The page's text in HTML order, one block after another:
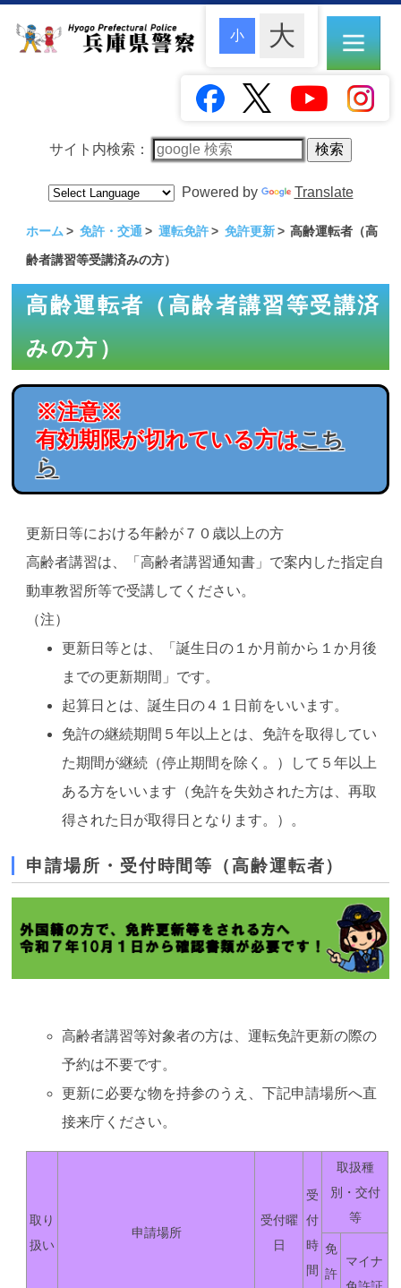
サイト内検索：
Powered by Translate
ホーム 免許・交通 運転免許 免許更新
高齢運転者（高
齢者講習等受講済みの方）
高齢運転者（高齢者講習等受講済
みの方）
※注意※
有効期限が切れている方はこち
ら
更新日等における年齢が７０歳以上の方
高齢者講習は、「高齢者講習通知書」で案内した指定自
動車教習所等で受講してください。
（注）
更新日等とは、「誕生日の１か月前から１か月後
までの更新期間」です。
起算日とは、誕生日の４１日前をいいます。
免許の継続期間５年以上とは、免許を取得してい
た期間が継続（停止期間を除く。）して５年以上
ある方をいいます（免許を失効された方は、再取
得された日が取得日となります。）。
申請場所・受付時間等（高齢運転者）
高齢者講習等対象者の方は、運転免許更新の際の
予約は不要です。
更新に必要な物を持参のうえ、下記申請場所へ直
接来庁ください。
取り
扱い
申請場所
受付曜
日
受
付
時
間
取扱種
別・交付
等
免
許
マイナ